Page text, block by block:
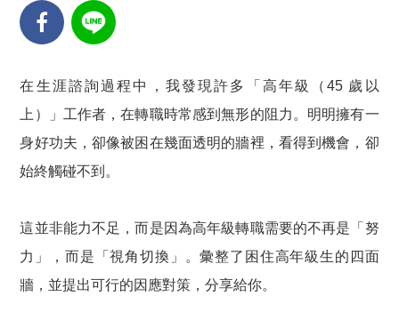
在生涯諮詢過程中，我發現許多「高年級（45 歲以
上）」工作者，在轉職時常感到無形的阻力。明明擁有一
身好功夫，卻像被困在幾面透明的牆裡，看得到機會，卻
始終觸碰不到。
這並非能力不足，而是因為高年級轉職需要的不再是「努
力」，而是「視角切換」。彙整了困住高年級生的四面
牆，並提出可行的因應對策，分享給你。